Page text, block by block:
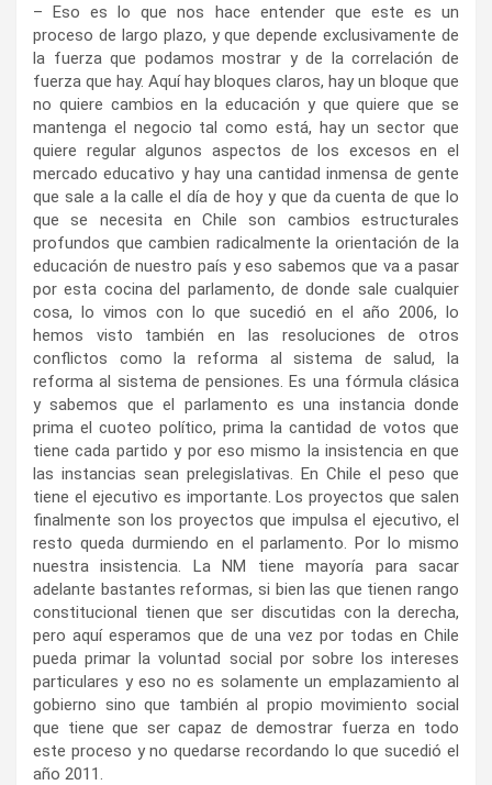
– Eso es lo que nos hace entender que este es un
proceso de largo plazo, y que depende exclusivamente de
la fuerza que podamos mostrar y de la correlación de
fuerza que hay. Aquí hay bloques claros, hay un bloque que
no quiere cambios en la educación y que quiere que se
mantenga el negocio tal como está, hay un sector que
quiere regular algunos aspectos de los excesos en el
mercado educativo y hay una cantidad inmensa de gente
que sale a la calle el día de hoy y que da cuenta de que lo
que se necesita en Chile son cambios estructurales
profundos que cambien radicalmente la orientación de la
educación de nuestro país y eso sabemos que va a pasar
por esta cocina del parlamento, de donde sale cualquier
cosa, lo vimos con lo que sucedió en el año 2006, lo
hemos visto también en las resoluciones de otros
conflictos como la reforma al sistema de salud, la
reforma al sistema de pensiones. Es una fórmula clásica
y sabemos que el parlamento es una instancia donde
prima el cuoteo político, prima la cantidad de votos que
tiene cada partido y por eso mismo la insistencia en que
las instancias sean prelegislativas. En Chile el peso que
tiene el ejecutivo es importante. Los proyectos que salen
finalmente son los proyectos que impulsa el ejecutivo, el
resto queda durmiendo en el parlamento. Por lo mismo
nuestra insistencia. La NM tiene mayoría para sacar
adelante bastantes reformas, si bien las que tienen rango
constitucional tienen que ser discutidas con la derecha,
pero aquí esperamos que de una vez por todas en Chile
pueda primar la voluntad social por sobre los intereses
particulares y eso no es solamente un emplazamiento al
gobierno sino que también al propio movimiento social
que tiene que ser capaz de demostrar fuerza en todo
este proceso y no quedarse recordando lo que sucedió el
año 2011.